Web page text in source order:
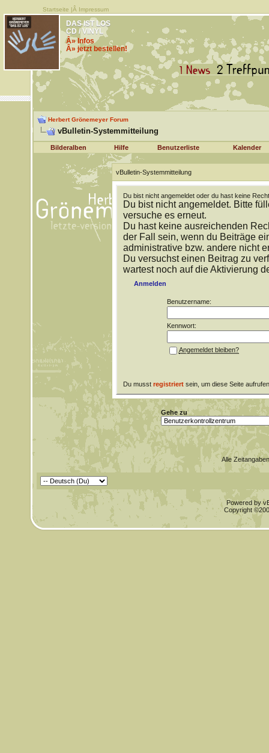
Startseite |Â Impressum
DAS IST LOS
CD / VINYL
Â» Infos
Â» jetzt bestellen!
Herbert Grönemeyer Forum
vBulletin-Systemmitteilung
Bilderalben Hilfe Benutzerliste Kalender
vBulletin-Systemmitteilung
Du bist nicht angemeldet oder du hast keine
Du bist nicht angemeldet. Bitte
versuche es erneut.
Du hast keine ausreichenden
der Fall sein, wenn du Beiträge
administrative bzw. andere nicht
Du versuchst einen Beitrag zu
wartest noch auf die Aktivierung
Anmelden
Benutzername:
Kennwort:
Angemeldet bleiben?
Du musst registriertsein, um diese Seite
Gehe zu
Alle
Powered by
Copyright